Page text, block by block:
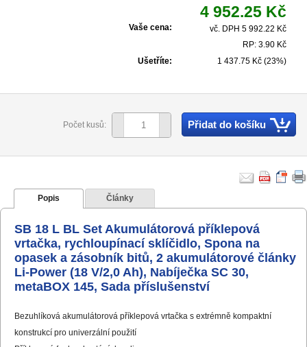
Vaše cena:
4 952.25 Kč
vč. DPH 5 992.22 Kč
RP: 3.90 Kč
Ušetříte:
1 437.75 Kč (23%)
Počet kusů: Přidat do košíku
Popis Články
SB 18 L BL Set Akumulátorová příklepová
vrtačka, rychloupínací sklíčidlo, Spona na
opasek a zásobník bitů, 2 akumulátorové články
Li-Power (18 V/2,0 Ah), Nabíječka SC 30,
metaBOX 145, Sada příslušenství
Bezuhlíková akumulátorová příklepová vrtačka s extrémně kompaktní
konstrukcí pro univerzální použití